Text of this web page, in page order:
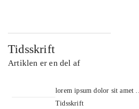
Tidsskrift
Artiklen er en del af
lorem ipsum dolor sit amet ...
Tidsskrift